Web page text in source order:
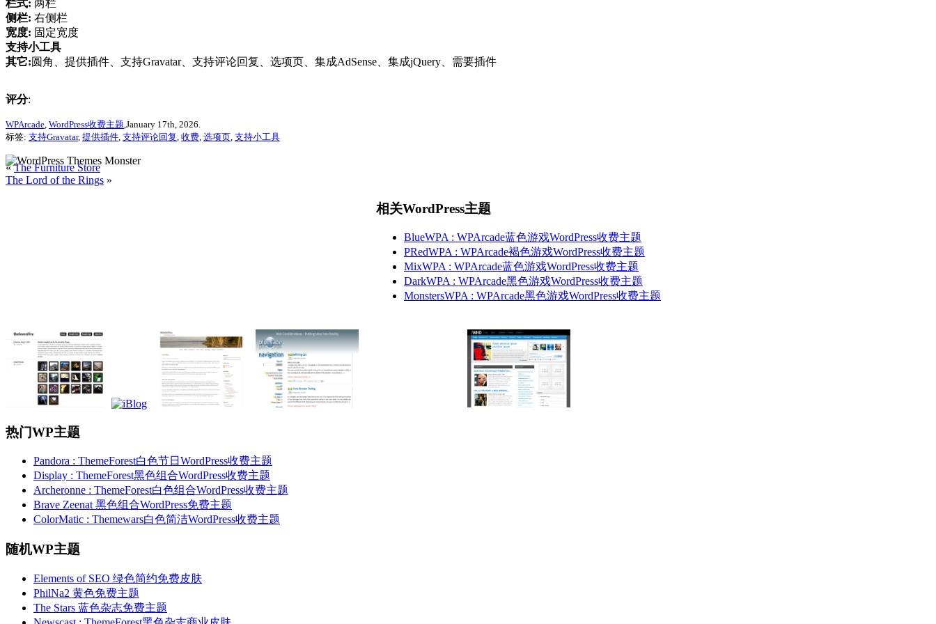
栏式: 两栏
侧栏: 右侧栏
宽度: 固定宽度
支持小工具
其它:圆角、提供插件、支持Gravatar、支持评论回复、选项页、集成AdSense、集成jQuery、需要插件
评分:
WPArcade WordPress收费主题 ,January 17th, 2026.
标签: 支持Gravatar, 提供插件 支持评论回复 收费 选项页 支持小工具
«The Furniture Store
The Lord of the Rings »
相关WordPress主题
BlueWPA : WPArcade蓝色游戏WordPress收费主题
PRedWPA : WPArcade褐色游戏WordPress收费主题
MixWPA : WPArcade蓝色游戏WordPress收费主题
DarkWPA : WPArcade黑色游戏WordPress收费主题
MonstersWPA : WPArcade黑色游戏WordPress收费主题
热门WP主题
Pandora : ThemeForest白色节日WordPress收费主题
Display : ThemeForest黑色组合WordPress收费主题
Archeronne : ThemeForest白色组合WordPress收费主题
Brave Zeenat 黑色组合WordPress免费主题
ColorMatic : Themewars白色简洁WordPress收费主题
随机WP主题
Elements of SEO 绿色简约免费皮肤
PhilNa2 黄色免费主题
The Stars 蓝色杂志免费主题